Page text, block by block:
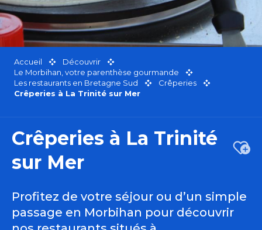
Accueil
Découvrir
Le Morbihan, votre parenthèse gourmande
Les restaurants en Bretagne Sud
Crêperies
Crêperies à La Trinité sur Mer
Crêperies à La Trinité
sur Mer
Profitez de votre séjour ou d’un simple
passage en Morbihan pour découvrir